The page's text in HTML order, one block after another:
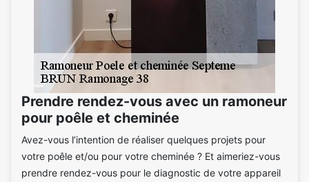
Prendre rendez-vous avec un ramoneur
pour poêle et cheminée
Avez-vous l’intention de réaliser quelques projets pour
votre poêle et/ou pour votre cheminée ? Et aimeriez-vous
prendre rendez-vous pour le diagnostic de votre appareil